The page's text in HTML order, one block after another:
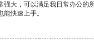
强大，可以满足我日常办公的
快速上手。